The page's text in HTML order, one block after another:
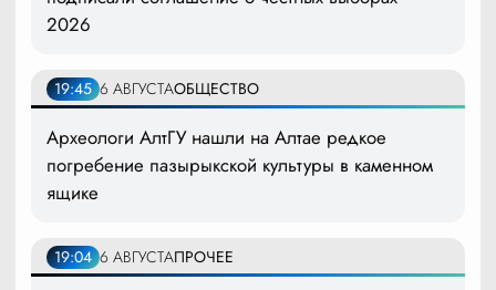
2026
19:45 6 АВГУСТАОБЩЕСТВО
Археологи АлтГУ нашли на Алтае редкое
погребение пазырыкской культуры в каменном
ящике
19:04 6 АВГУСТАПРОЧЕЕ